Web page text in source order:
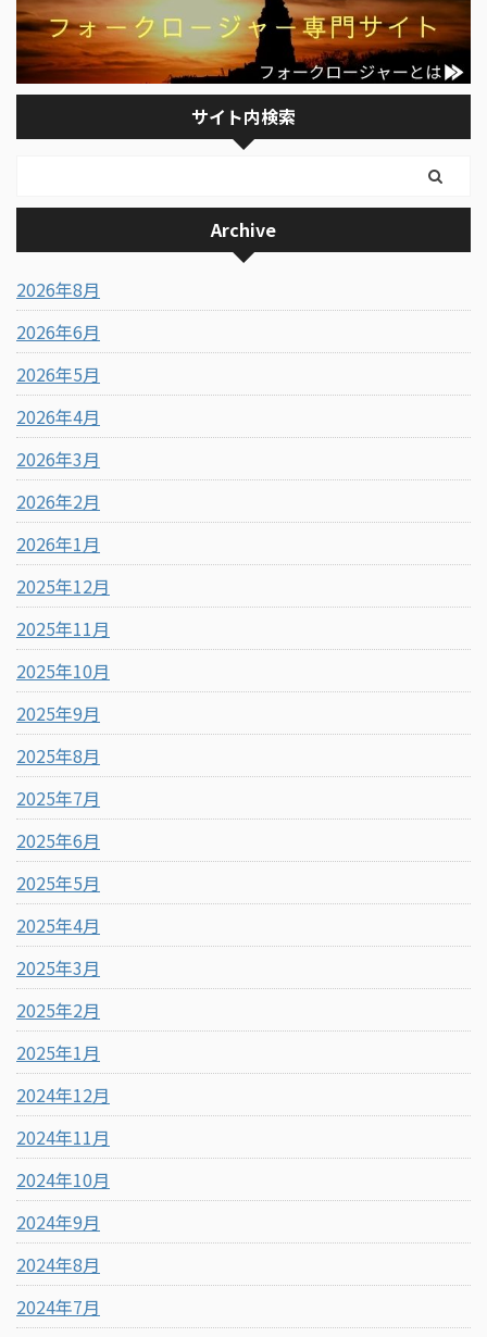
サイト内検索
Archive
2026年8月
2026年6月
2026年5月
2026年4月
2026年3月
2026年2月
2026年1月
2025年12月
2025年11月
2025年10月
2025年9月
2025年8月
2025年7月
2025年6月
2025年5月
2025年4月
2025年3月
2025年2月
2025年1月
2024年12月
2024年11月
2024年10月
2024年9月
2024年8月
2024年7月